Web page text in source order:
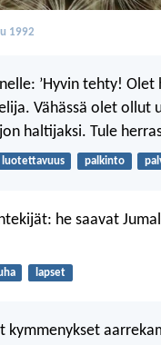
1992
’Hyvin tehty! Olet
Vähässä olet ollut
haltijaksi. Tule
luotettavuus palkinto
he saavat
lapset
kymmenykset